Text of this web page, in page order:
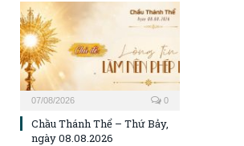
07/08/2026 0
Chầu Thánh Thể – Thứ Bảy,
ngày 08.08.2026